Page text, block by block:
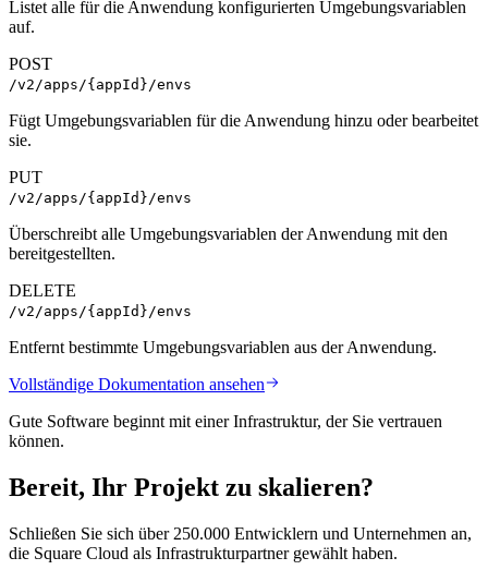
Listet alle für die Anwendung konfigurierten Umgebungsvariablen
auf.
POST
/v2/apps/{appId}/envs
Fügt Umgebungsvariablen für die Anwendung hinzu oder bearbeitet
sie.
PUT
/v2/apps/{appId}/envs
Überschreibt alle Umgebungsvariablen der Anwendung mit den
bereitgestellten.
DELETE
/v2/apps/{appId}/envs
Entfernt bestimmte Umgebungsvariablen aus der Anwendung.
Vollständige Dokumentation ansehen
Gute Software beginnt mit einer Infrastruktur, der Sie vertrauen
können.
Bereit, Ihr Projekt zu skalieren?
Schließen Sie sich über 250.000 Entwicklern und Unternehmen an,
die Square Cloud als Infrastrukturpartner gewählt haben.